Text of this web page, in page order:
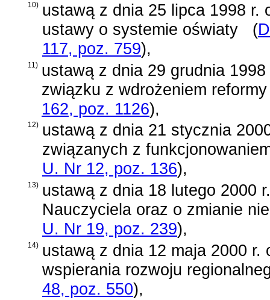
10) ustawą z dnia 25 lipca 1998 r.
ustawy o systemie oświaty
(
117, poz. 759),
11) ustawą z dnia 29 grudnia
związku z wdrożeniem
162, poz. 1126),
12) ustawą z dnia 21 stycznia
związanych z
U. Nr 12, poz. 136),
13) ustawą z dnia 18 lutego 2000
Nauczyciela oraz o zmianie
U. Nr 19, poz. 239),
14) ustawą z dnia 12 maja 2000 r.
wspierania rozwoju
48, poz. 550),